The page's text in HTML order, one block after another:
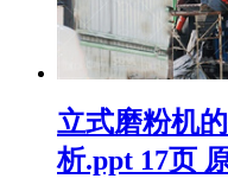
立式磨粉机
析.ppt 17页